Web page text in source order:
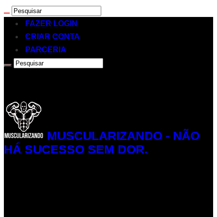
FAZER LOGIN
CRIAR CONTA
PARCERIA
MUSCULARIZANDO - NÃO
HÁ SUCESSO SEM DOR.